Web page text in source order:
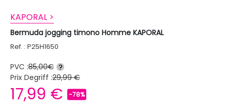
KAPORAL >
Bermuda jogging timono Homme KAPORAL
Ref. : P25H1650
PVC :85,00€ ?
Prix Degriff :29,99 €
17,99 € -78%